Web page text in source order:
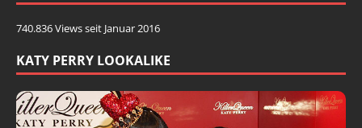
740.836 Views seit Januar 2016
KATY PERRY LOOKALIKE